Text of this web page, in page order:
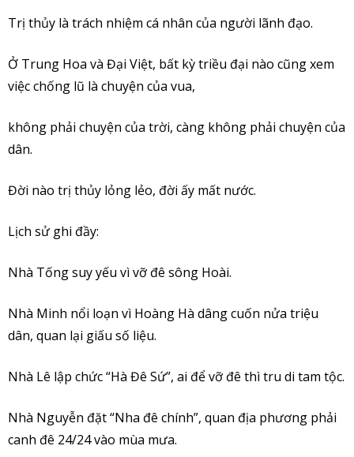
Trị thủy là trách nhiệm cá nhân của người lãnh đạo.
Ở Trung Hoa và Đại Việt, bất kỳ triều đại nào cũng xem
việc chống lũ là chuyện của vua,
không phải chuyện của trời, càng không phải chuyện của
dân.
Đời nào trị thủy lỏng lẻo, đời ấy mất nước.
Lịch sử ghi đầy:
Nhà Tống suy yếu vì vỡ đê sông Hoài.
Nhà Minh nổi loạn vì Hoàng Hà dâng cuốn nửa triệu
dân, quan lại giấu số liệu.
Nhà Lê lập chức “Hà Đê Sứ”, ai để vỡ đê thì tru di tam tộc.
Nhà Nguyễn đặt “Nha đê chính”, quan địa phương phải
canh đê 24/24 vào mùa mưa.